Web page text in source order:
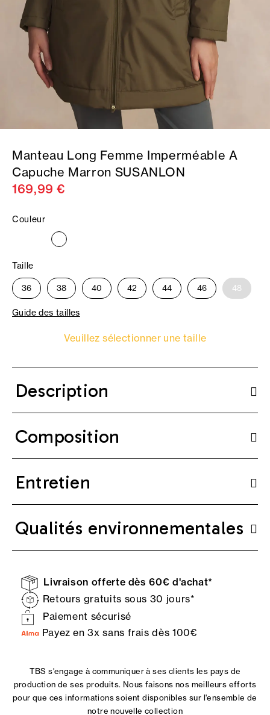
Manteau Long Femme Imperméable A
Capuche Marron SUSANLON
169,99 €
Couleur
Taille
36 38 40 42 44 46 48
Guide des tailles
Veuillez sélectionner une taille
Description
Composition
Entretien
Qualités environnementales
Livraison offerte dès 60€ d'achat*
Retours gratuits sous 30 jours*
Paiement sécurisé
Payez en 3x sans frais dès 100€
TBS s'engage à communiquer à ses clients les pays de
production de ses produits. Nous faisons nos meilleurs efforts
pour que ces informations soient disponibles sur l'ensemble de
notre nouvelle collection